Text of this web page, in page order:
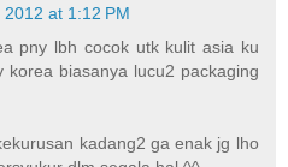
2012 at 1:12 PM
pny lbh cocok utk kulit asia ku
korea biasanya lucu2 packaging
kadang2 ga enak jg lho